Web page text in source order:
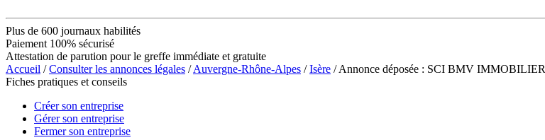
Plus de 600 journaux habilités
Paiement 100% sécurisé
Attestation de parution pour le greffe immédiate et gratuite
Accueil /Consulter les annonces légales /Auvergne-Rhône-Alpes /Isère / Annonce déposée : SCI BMV IMMOBILIER
Fiches pratiques et conseils
Créer son entreprise
Gérer son entreprise
Fermer son entreprise